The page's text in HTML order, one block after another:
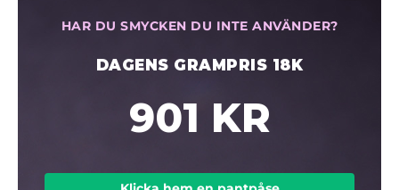
HAR DU SMYCKEN DU INTE ANVÄNDER?
DAGENS GRAMPRIS 18K
901 KR